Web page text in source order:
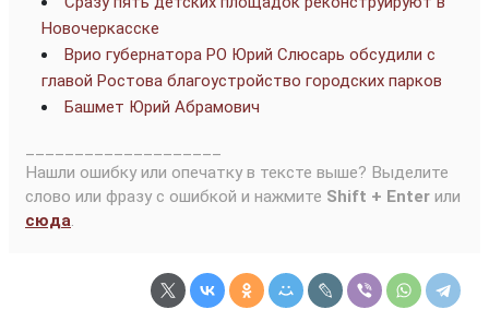
Новочеркасске
Врио губернатора РО Юрий Слюсарь обсудили с
главой Ростова благоустройство городских парков
Башмет Юрий Абрамович
Нашли ошибку или опечатку в тексте выше? Выделите
слово или фразу с ошибкой и нажмите Shift + Enter или
сюда.